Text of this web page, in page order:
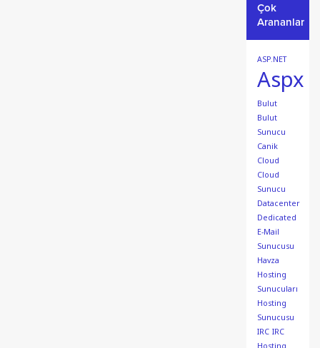
Çok
Arananlar
ASP.NET
Aspx
Bulut
Bulut
Sunucu
Canik
Cloud
Cloud
Sunucu
Datacenter
Dedicated
E-Mail
Sunucusu
Havza
Hosting
Sunucuları
Hosting
Sunucusu
IRC IRC